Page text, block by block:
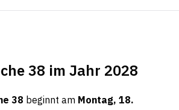
38 im Jahr 2028
38 beginnt am Montag, 18.